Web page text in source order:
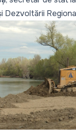
Dezvoltării